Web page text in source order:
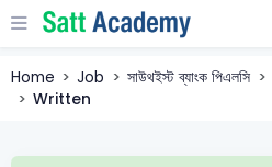
Home Job সাউথইস্ট ব্যাংক পিএলসি
Written